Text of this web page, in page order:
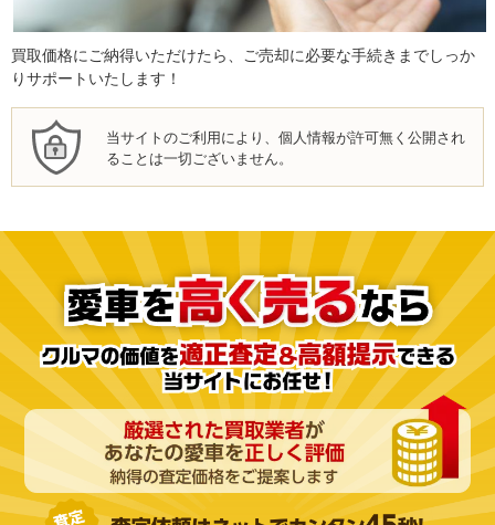
買取価格にご納得いただけたら、ご売却に必要な手続きまでしっか
りサポートいたします！
当サイトのご利用により、個人情報が許可無く公開され
ることは一切ございません。